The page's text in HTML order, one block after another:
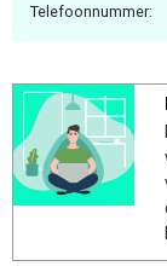
Telefoonnummer: